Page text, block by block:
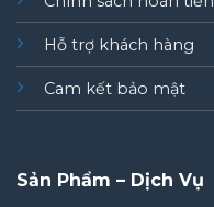
Hỗ trợ khách hàng
Cam kết bảo mật
Sản Phẩm – Dịch Vụ